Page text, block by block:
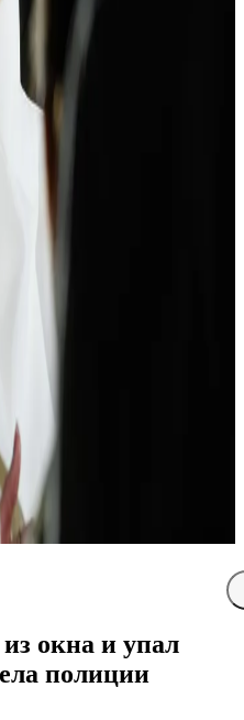
окна и упал
полиции